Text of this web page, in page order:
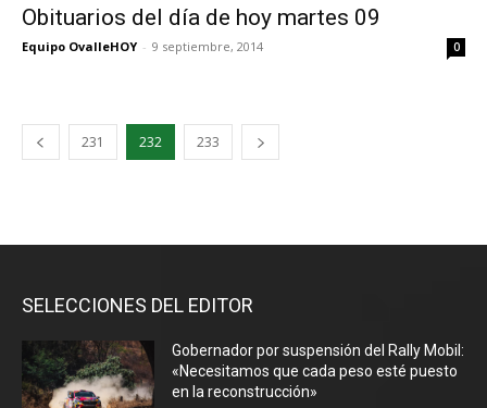
Obituarios del día de hoy martes 09
Equipo OvalleHOY - 9 septiembre, 2014 0
231 232 233
SELECCIONES DEL EDITOR
Gobernador por suspensión del Rally Mobil:
«Necesitamos que cada peso esté puesto
en la reconstrucción»